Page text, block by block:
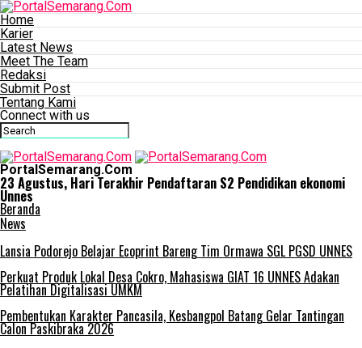
Home
Karier
Latest News
Meet The Team
Redaksi
Submit Post
Tentang Kami
Connect with us
PortalSemarang.Com
23 Agustus, Hari Terakhir Pendaftaran S2 Pendidikan ekonomi
Unnes
Beranda
News
Lansia Podorejo Belajar Ecoprint Bareng Tim Ormawa SGL PGSD UNNES
Perkuat Produk Lokal Desa Cokro, Mahasiswa GIAT 16 UNNES Adakan
Pelatihan Digitalisasi UMKM
Pembentukan Karakter Pancasila, Kesbangpol Batang Gelar Tantingan
Calon Paskibraka 2026